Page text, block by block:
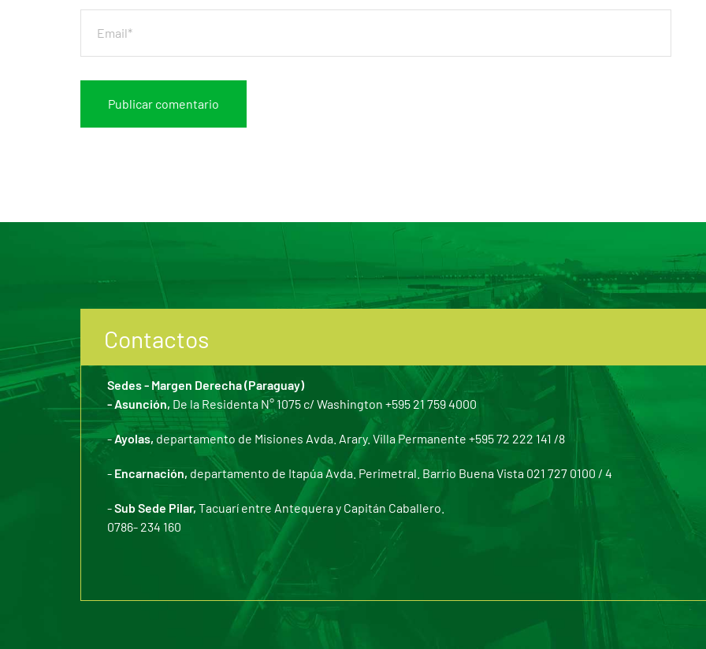
Contactos
Sedes - Margen Derecha (Paraguay)
- Asunción, De la Residenta N° 1075 c/ Washington +595 21 759 4000
-Ayolas, departamento de Misiones Avda. Arary. Villa Permanente +595 72 222 141 /8
- Encarnación, departamento de Itapúa Avda. Perimetral. Barrio Buena Vista 021 727 0100 / 4
-Sub Sede Pilar, Tacuarí entre Antequera y Capitán Caballero.
0786- 234 160